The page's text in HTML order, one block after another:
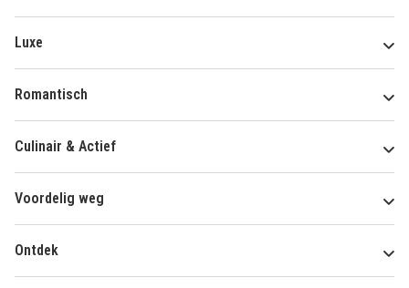
Luxe
Romantisch
Culinair & Actief
Voordelig weg
Ontdek